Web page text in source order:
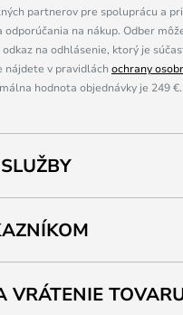
partnerov pre spoluprácu a
odporúčania na nákup. Odber
na odhlásenie, ktorý je
nájdete v pravidláchochrany
hodnota objednávky je 249 €.
VRÁTENIE